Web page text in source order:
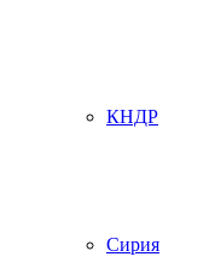
КНДР
Сирия